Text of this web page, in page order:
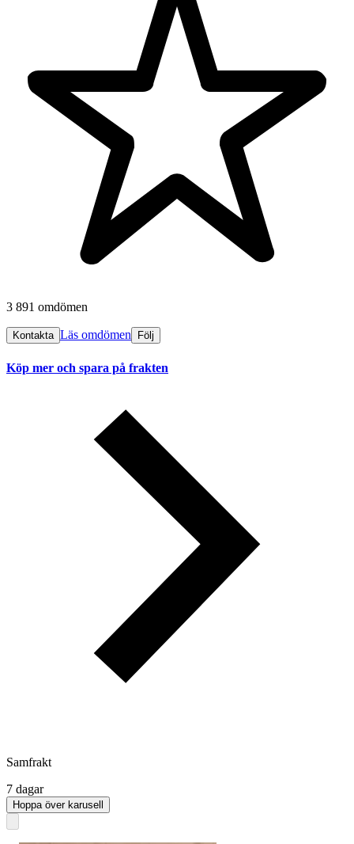
3 891 omdömen
Kontakta Läs omdömen Följ
Köp mer och spara på frakten
Samfrakt
7 dagar
Hoppa över karusell